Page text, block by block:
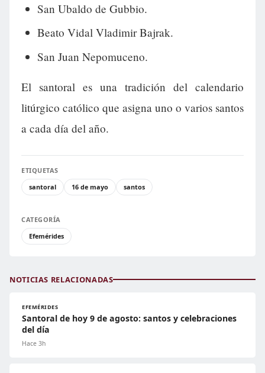
San Ubaldo de Gubbio.
Beato Vidal Vladimir Bajrak.
San Juan Nepomuceno.
El santoral es una tradición del calendario
litúrgico católico que asigna uno o varios santos
a cada día del año.
ETIQUETAS
santoral
16 de mayo santos
CATEGORÍA
Efemérides
NOTICIAS RELACIONADAS
EFEMÉRIDES
Santoral de hoy 9 de agosto: santos y celebraciones
del día
Hace 3h